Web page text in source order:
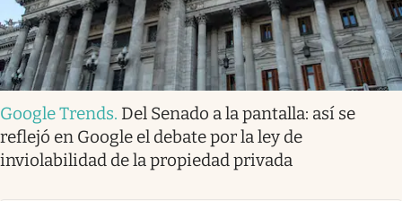
Google Trends. Del Senado a la pantalla: así se
reflejó en Google el debate por la ley de
inviolabilidad de la propiedad privada